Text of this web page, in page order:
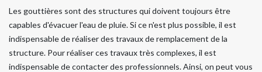
Les gouttières sont des structures qui doivent toujours être
capables d'évacuer l'eau de pluie. Si ce n'est plus possible, il est
indispensable de réaliser des travaux de remplacement de la
structure. Pour réaliser ces travaux très complexes, il est
indispensable de contacter des professionnels. Ainsi, on peut vous